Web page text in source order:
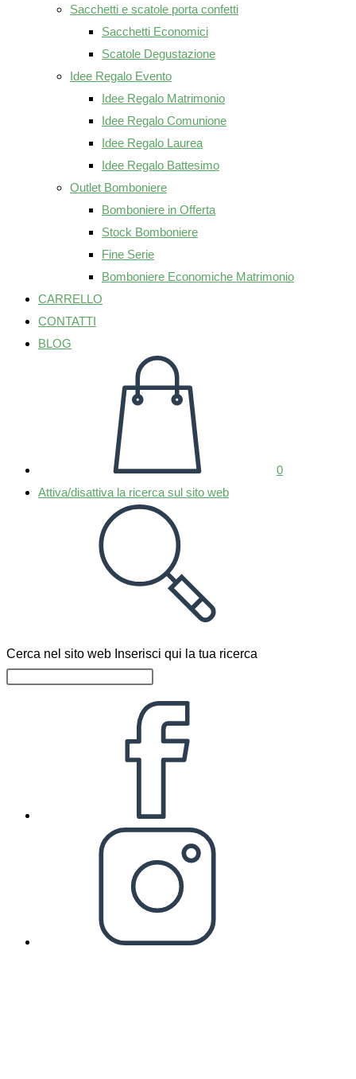
Sacchetti e scatole porta confetti
Sacchetti Economici
Scatole Degustazione
Idee Regalo Evento
Idee Regalo Matrimonio
Idee Regalo Comunione
Idee Regalo Laurea
Idee Regalo Battesimo
Outlet Bomboniere
Bomboniere in Offerta
Stock Bomboniere
Fine Serie
Bomboniere Economiche Matrimonio
CARRELLO
CONTATTI
BLOG
0
Attiva/disattiva la ricerca sul sito web
Cerca nel sito web Inserisci qui la tua ricerca